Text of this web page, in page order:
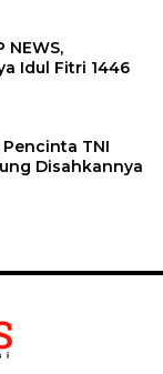
NEWS,
Idul Fitri 1446
TNI
Disahkannya